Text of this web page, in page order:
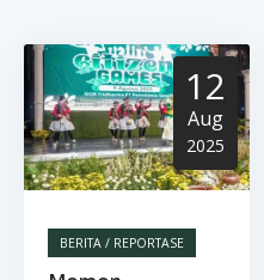
12
Aug
2025
BERITA / REPORTASE